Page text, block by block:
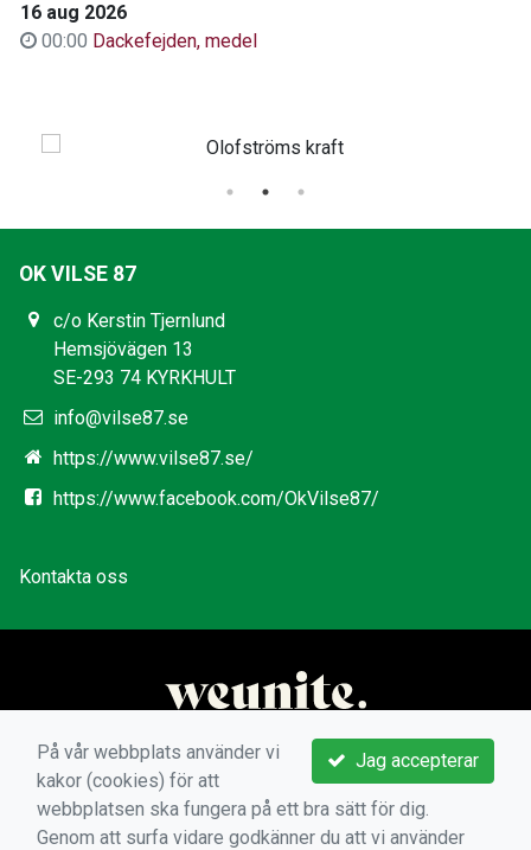
16 aug 2026
00:00 Dackefejden, medel
OK VILSE 87
c/o Kerstin Tjernlund
Hemsjövägen 13
SE-293 74 KYRKHULT
info@vilse87.se
https://www.vilse87.se/
https://www.facebook.com/OkVilse87/
Kontakta oss
Jag accepterar
På vår webbplats använder vi
kakor (cookies) för att
webbplatsen ska fungera på ett bra sätt för dig.
Genom att surfa vidare godkänner du att vi använder